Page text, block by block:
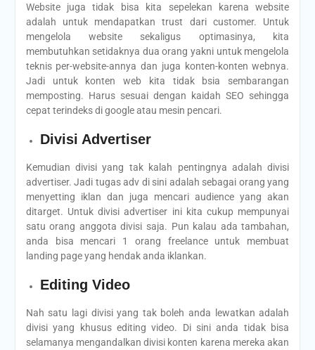
Website juga tidak bisa kita sepelekan karena website
adalah untuk mendapatkan trust dari customer. Untuk
mengelola website sekaligus optimasinya, kita
membutuhkan setidaknya dua orang yakni untuk mengelola
teknis per-website-annya dan juga konten-konten webnya.
Jadi untuk konten web kita tidak bsia sembarangan
memposting. Harus sesuai dengan kaidah SEO sehingga
cepat terindeks di google atau mesin pencari.
Divisi Advertiser
Kemudian divisi yang tak kalah pentingnya adalah divisi
advertiser. Jadi tugas adv di sini adalah sebagai orang yang
menyetting iklan dan juga mencari audience yang akan
ditarget. Untuk divisi advertiser ini kita cukup mempunyai
satu orang anggota divisi saja. Pun kalau ada tambahan,
anda bisa mencari 1 orang freelance untuk membuat
landing page yang hendak anda iklankan.
Editing Video
Nah satu lagi divisi yang tak boleh anda lewatkan adalah
divisi yang khusus editing video. Di sini anda tidak bisa
selamanya mengandalkan divisi konten karena mereka akan